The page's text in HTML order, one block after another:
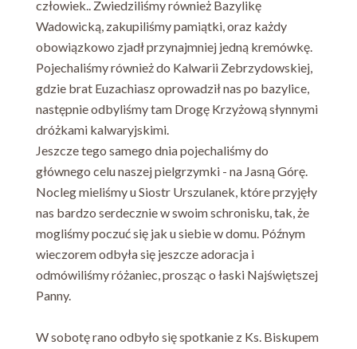
człowiek.. Zwiedziliśmy również Bazylikę
Wadowicką, zakupiliśmy pamiątki, oraz każdy
obowiązkowo zjadł przynajmniej jedną kremówkę.
Pojechaliśmy również do Kalwarii Zebrzydowskiej,
gdzie brat Euzachiasz oprowadził nas po bazylice,
następnie odbyliśmy tam Drogę Krzyżową słynnymi
dróżkami kalwaryjskimi.
Jeszcze tego samego dnia pojechaliśmy do
głównego celu naszej pielgrzymki - na Jasną Górę.
Nocleg mieliśmy u Siostr Urszulanek, które przyjęły
nas bardzo serdecznie w swoim schronisku, tak, że
mogliśmy poczuć się jak u siebie w domu. Późnym
wieczorem odbyła się jeszcze adoracja i
odmówiliśmy różaniec, prosząc o łaski Najświętszej
Panny.
W sobotę rano odbyło się spotkanie z Ks. Biskupem